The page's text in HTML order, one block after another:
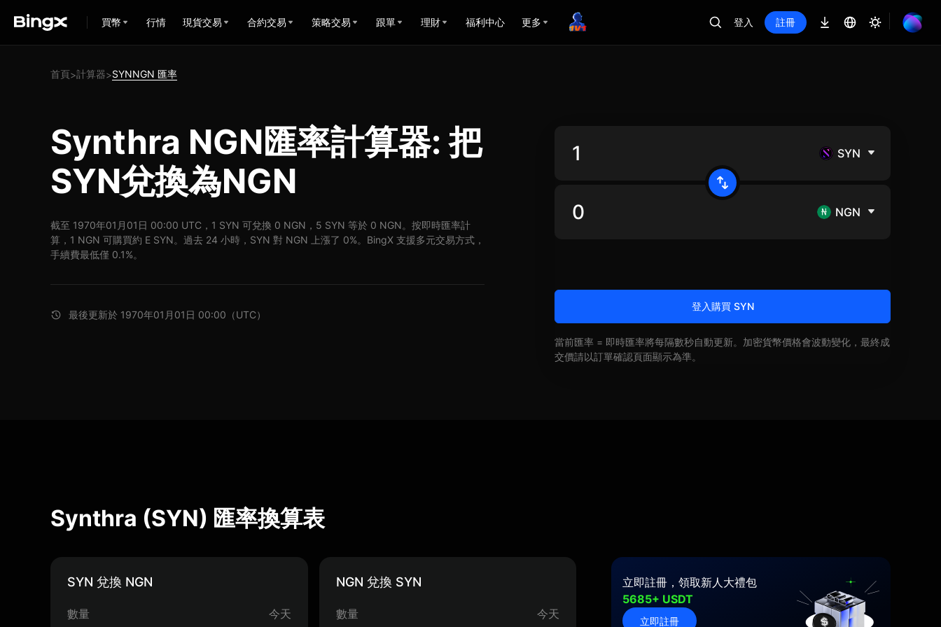
買幣 行情 現貨交易 合約交易 策略交易 跟單 理財 福利中心 更多 登入 註冊
首頁>計算器>SYNNGN 匯率
Synthra NGN匯率計算器: 把
SYN兌換為NGN
截至 1970年01月01日 00:00 UTC，1 SYN 可兌換 0 NGN，5 SYN 等於 0 NGN。按即時匯率計
算，1 NGN 可購買約 E SYN。過去 24 小時，SYN 對 NGN 上漲了 0%。BingX 支援多元交易方式，
手續費最低僅 0.1%。
最後更新於 1970年01月01日 00:00（UTC）
SYN
NGN
登入購買 SYN
當前匯率 = 即時匯率將每隔數秒自動更新。加密貨幣價格會波動變化，最終成
交價請以訂單確認頁面顯示為準。
Synthra (SYN) 匯率換算表
SYN 兌換 NGN
數量 今天
NGN 兌換 SYN
數量 今天
立即註冊，領取新人大禮包
5685+ USDT
立即註冊